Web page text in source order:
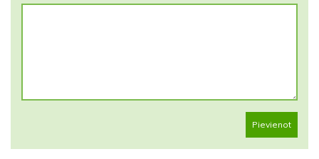
Pievienot